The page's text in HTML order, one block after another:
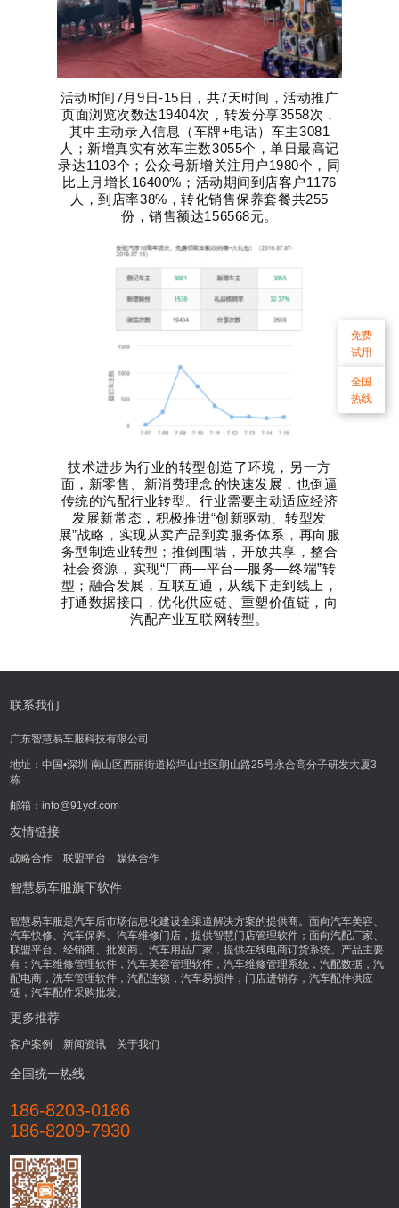
免费
试用
全国
热线
活动时间7月9日-15日，共7天时间，活动推广
页面浏览次数达19404次，转发分享3558次，
其中主动录入信息（车牌+电话）车主3081
人； 新增真实有效车主数3055个，单日最高记
录达1103个； 公众号新增关注用户1980个，同
比上月增长16400%； 活动期间到店客户1176
人，到店率38%，转化销售保养套餐共255
份，销售额达156568元。
技术进步为行业的转型创造了环境，另一方
面，新零售、新消费理念的快速发展，也倒逼
传统的汽配行业转型。 行业需要主动适应经济
发展新常态，积极推进“创新驱动、转型发
展”战略，实现从卖产品到卖服务体系，再向服
务型制造业转型； 推倒围墙，开放共享，整合
社会资源，实现“厂商—平台—服务—终端”转
型； 融合发展，互联互通，从线下走到线上，
打通数据接口，优化供应链、重塑价值链，向
汽配产业互联网转型。
联系我们
广东智慧易车服科技有限公司
地址：中国•深圳 南山区西丽街道松坪山社区朗山路25号永合高分子研发大厦3
栋
邮箱：info@91ycf.com
友情链接
战略合作 联盟平台 媒体合作
智慧易车服旗下软件
智慧易车服是汽车后市场信息化建设全渠道解决方案的提供商。面向汽车美容、
汽车快修、汽车保养、汽车维修门店，提供智慧门店管理软件；面向汽配厂家、
联盟平台、经销商、批发商、汽车用品厂家，提供在线电商订货系统。产品主要
有：汽车维修管理软件，汽车美容管理软件，汽车维修管理系统，汽配数据，汽
配电商，洗车管理软件，汽配连锁，汽车易损件，门店进销存，汽车配件供应
链，汽车配件采购批发。
更多推荐
客户案例 新闻资讯 关于我们
全国统一热线
186-8203-0186
186-8209-7930